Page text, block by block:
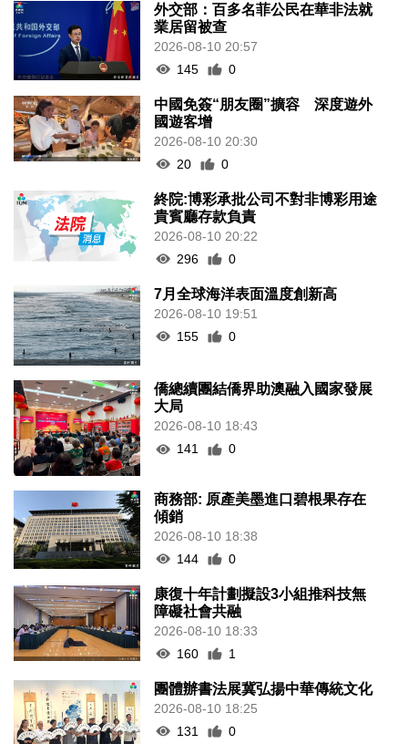
外交部：百多名菲公民在華非法就
業居留被查
2026-08-10 20:57
145
0
中國免簽“朋友圈”擴容 深度遊外
國遊客增
2026-08-10 20:30
20
0
終院:博彩承批公司不對非博彩用途
貴賓廳存款負責
2026-08-10 20:22
296
0
7月全球海洋表面溫度創新高
2026-08-10 19:51
155
0
僑總續團結僑界助澳融入國家發展
大局
2026-08-10 18:43
141
0
商務部: 原產美墨進口碧根果存在
傾銷
2026-08-10 18:38
144
0
康復十年計劃擬設3小組推科技無
障礙社會共融
2026-08-10 18:33
160
1
團體辦書法展冀弘揚中華傳統文化
2026-08-10 18:25
131
0